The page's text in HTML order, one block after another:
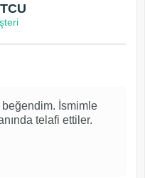
beğendim. İsmimle
telafi ettiler.